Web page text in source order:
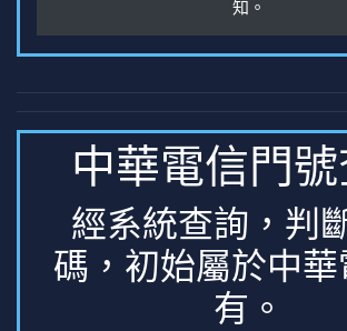
知。
中華電信門
經系統查詢，判
碼，初始屬於中華
有。